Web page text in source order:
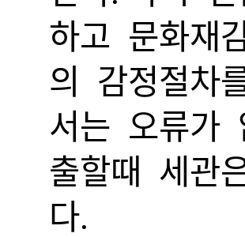
하고 문화재
의 감정절차
서는 오류가
출할때 세관
다.